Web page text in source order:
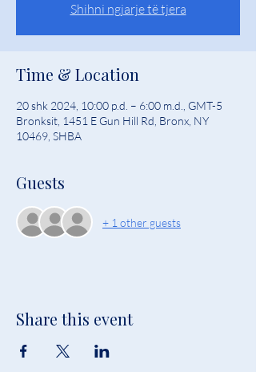
Shihni ngjarje të tjera
Time & Location
20 shk 2024, 10:00 p.d. – 6:00 m.d., GMT-5
Bronksit, 1451 E Gun Hill Rd, Bronx, NY
10469, SHBA
Guests
+ 1 other guests
Share this event